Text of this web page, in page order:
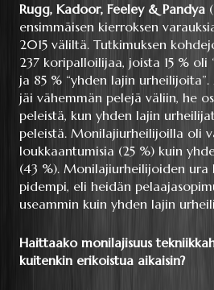
Rugg, Kadoor, Feeley & Pandya
ensimmäisen kierroksen
2015 väliltä. Tutkimuksen
237 koripalloilijaa, joista 15 % oli
ja 85 % “yhden lajin
jäi vähemmän pelejä väliin, he
peleistä, kun yhden lajin
peleistä. Monilajiurheilijoilla oli
loukkaantumisia (25 %) kuin
(43 %). Monilajiurheilijoiden ura
pidempi, eli heidän
useammin kuin yhden lajin
Haittaako monilajisuus
kuitenkin erikoistua aikaisin?